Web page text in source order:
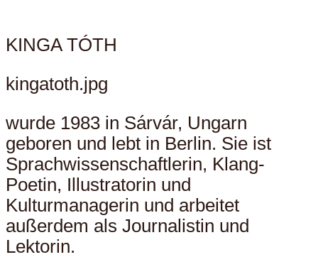
KINGA TÓTH
kingatoth.jpg
wurde 1983 in Sárvár, Ungarn
geboren und lebt in Berlin. Sie ist
Sprachwissenschaftlerin, Klang-
Poetin, Illustratorin und
Kulturmanagerin und arbeitet
außerdem als Journalistin und
Lektorin.